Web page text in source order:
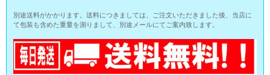
別途送料がかかります。送料につきましては、ご注文いただきました後、当店に
て包装も含めた重量を測りまして、別途メールにてご案内致します。